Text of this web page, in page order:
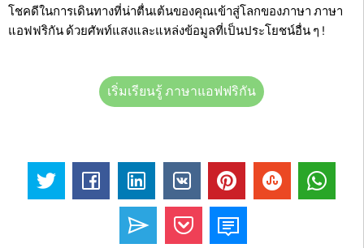
โชคดีในการเดินทางที่น่าตื่นเต้นของคุณเข้าสู่โลกของภาษา ภาษา
แอฟฟริกัน ด้วยศัพท์แสงและแหล่งข้อมูลที่เป็นประโยชน์อื่น ๆ !
เริ่มเรียนรู้ ภาษาแอฟฟริกัน